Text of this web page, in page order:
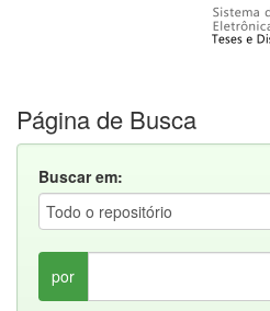
Página de Busca
Buscar em:
por